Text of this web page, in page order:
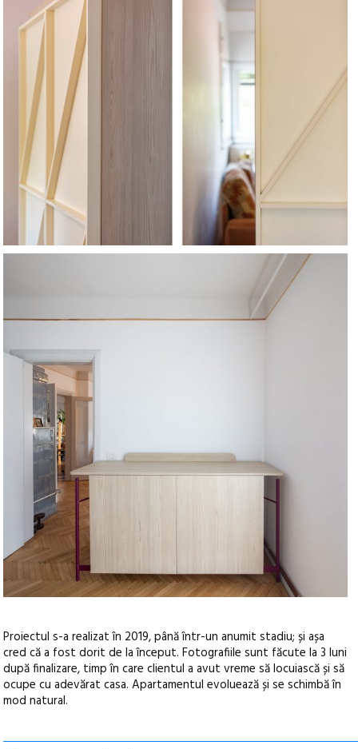
Proiectul s-a realizat în 2019, până într-un anumit stadiu; și așa
cred că a fost dorit de la început. Fotografiile sunt făcute la 3 luni
după finalizare, timp în care clientul a avut vreme să locuiască și să
ocupe cu adevărat casa. Apartamentul evoluează și se schimbă în
mod natural.